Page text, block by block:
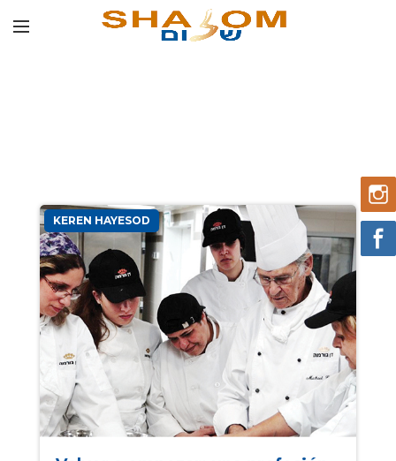
KEREN HAYESOD